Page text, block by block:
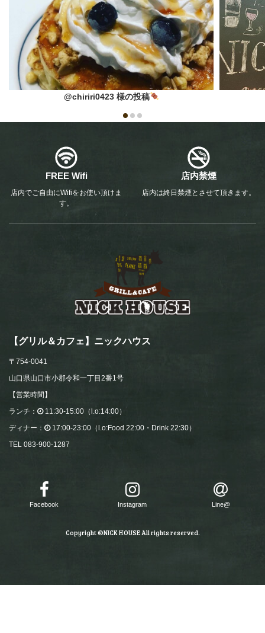
@chiriri0423 様の投稿
FREE Wifi
店内でご自由にWifiをお使い頂けま
す。
店内禁煙
店内は終日禁煙とさせて頂きます。
【グリル＆カフェ】ニックハウス
〒754-0041
山口県山口市小郡令和一丁目2番1号
【営業時間】
ランチ：
11:30-15:00（l.o:14:00）
ディナー：
17:00-23:00（l.o:Food 22:00・Drink 22:30）
TEL 083-900-1287
Facebook Instagram Line@
Copyright ©NICK HOUSE All rights reserved.